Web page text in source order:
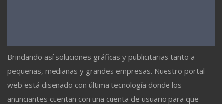
Brindando así soluciones gráficas y publicitarias tanto a
pequeñas, medianas y grandes empresas. Nuestro portal
web está diseñado con última tecnología donde los
anunciantes cuentan con una cuenta de usuario para que